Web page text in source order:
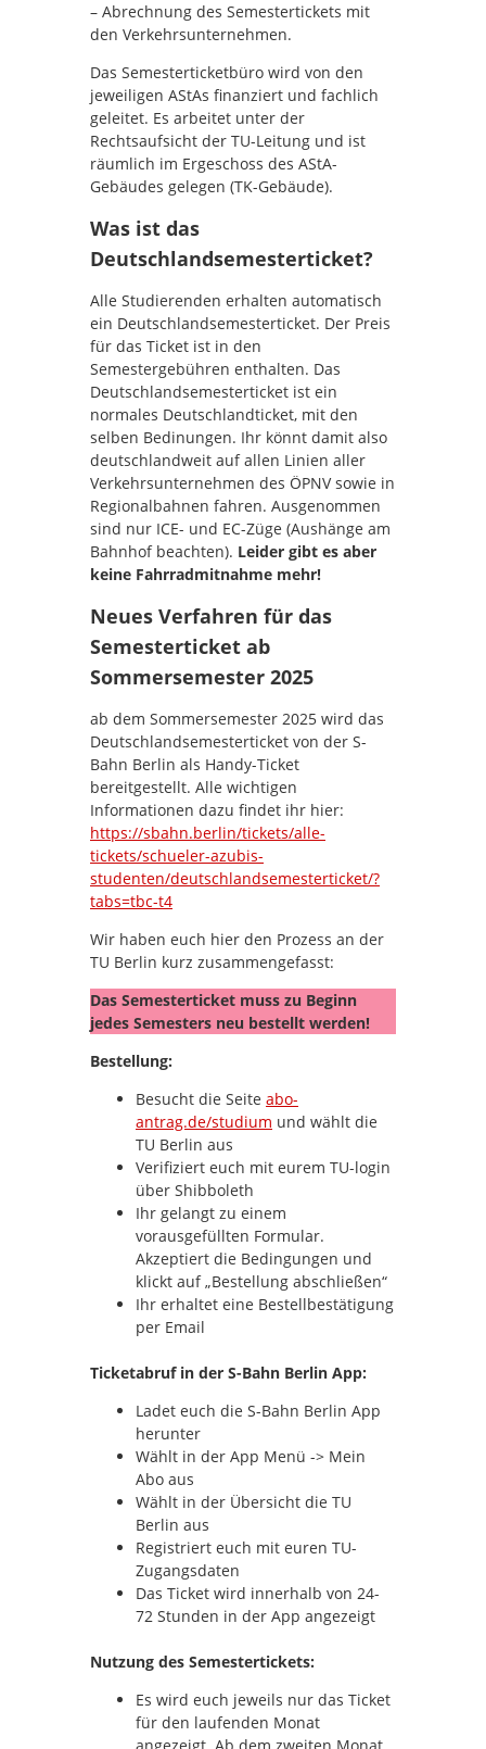
– Abrechnung des Semestertickets mit
den Verkehrsunternehmen.
Das Semesterticketbüro wird von den
jeweiligen AStAs finanziert und fachlich
geleitet. Es arbeitet unter der
Rechtsaufsicht der TU-Leitung und ist
räumlich im Ergeschoss des AStA-
Gebäudes gelegen (TK-Gebäude).
Was ist das
Deutschlandsemesterticket?
Alle Studierenden erhalten automatisch
ein Deutschlandsemesterticket. Der Preis
für das Ticket ist in den
Semestergebühren enthalten. Das
Deutschlandsemesterticket ist ein
normales Deutschlandticket, mit den
selben Bedinungen. Ihr könnt damit also
deutschlandweit auf allen Linien aller
Verkehrsunternehmen des ÖPNV sowie in
Regionalbahnen fahren. Ausgenommen
sind nur ICE- und EC-Züge (Aushänge am
Bahnhof beachten). Leider gibt es aber
keine Fahrradmitnahme mehr!
Neues Verfahren für das
Semesterticket ab
Sommersemester 2025
ab dem Sommersemester 2025 wird das
Deutschlandsemesterticket von der S-
Bahn Berlin als Handy-Ticket
bereitgestellt. Alle wichtigen
Informationen dazu findet ihr hier:
https://sbahn.berlin/tickets/alle-
tickets/schueler-azubis-
studenten/deutschlandsemesterticket/?
tabs=tbc-t4
Wir haben euch hier den Prozess an der
TU Berlin kurz zusammengefasst:
Das Semesterticket muss zu Beginn
jedes Semesters neu bestellt werden!
Bestellung:
Besucht die Seite abo-
antrag.de/studium und wählt die
TU Berlin aus
Verifiziert euch mit eurem TU-login
über Shibboleth
Ihr gelangt zu einem
vorausgefüllten Formular.
Akzeptiert die Bedingungen und
klickt auf „Bestellung abschließen“
Ihr erhaltet eine Bestellbestätigung
per Email
Ticketabruf in der S-Bahn Berlin App:
Ladet euch die S-Bahn Berlin App
herunter
Wählt in der App Menü -> Mein
Abo aus
Wählt in der Übersicht die TU
Berlin aus
Registriert euch mit euren TU-
Zugangsdaten
Das Ticket wird innerhalb von 24-
72 Stunden in der App angezeigt
Nutzung des Semestertickets:
Es wird euch jeweils nur das Ticket
für den laufenden Monat